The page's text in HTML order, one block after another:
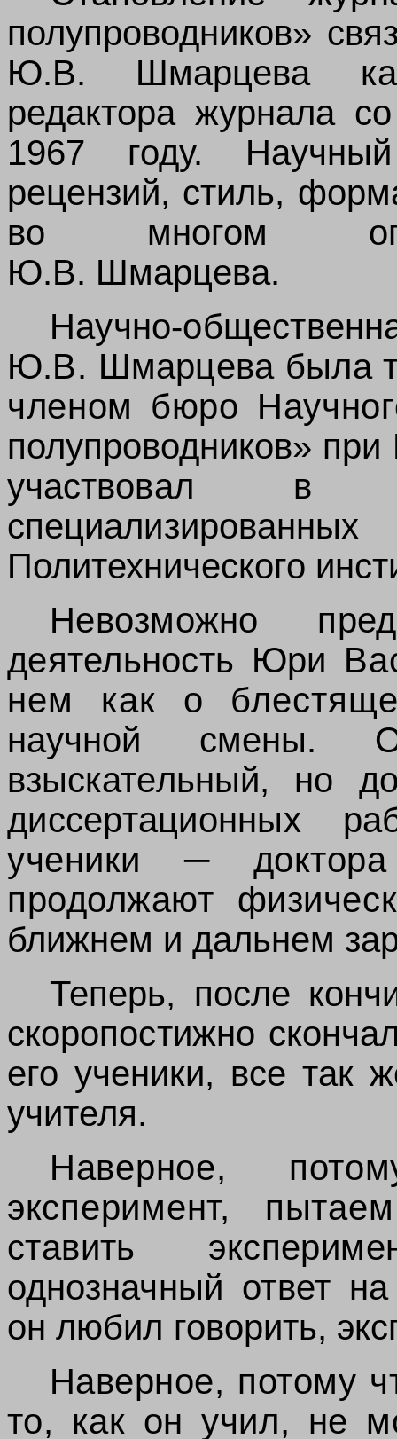
полупроводников»
Ю.В. Шмарцева
редактора журнала
1967 году.
рецензий, стиль,
во многом
Ю.В. Шмарцева.
Научно-
Ю.В. Шмарцева была
членом бюро
полупроводников»
участвовал
Политехнического
Невозможно
деятельность Юри
нем как о
научной смены.
взыскательный, но
диссертационных
ученики ─
продолжают
ближнем и дальнем
Теперь, после
скоропостижно
его ученики, все так
учителя.
Наверное,
эксперимент,
ставить
однозначный ответ
он любил говорить,
Наверное, потому
то, как онучил, не